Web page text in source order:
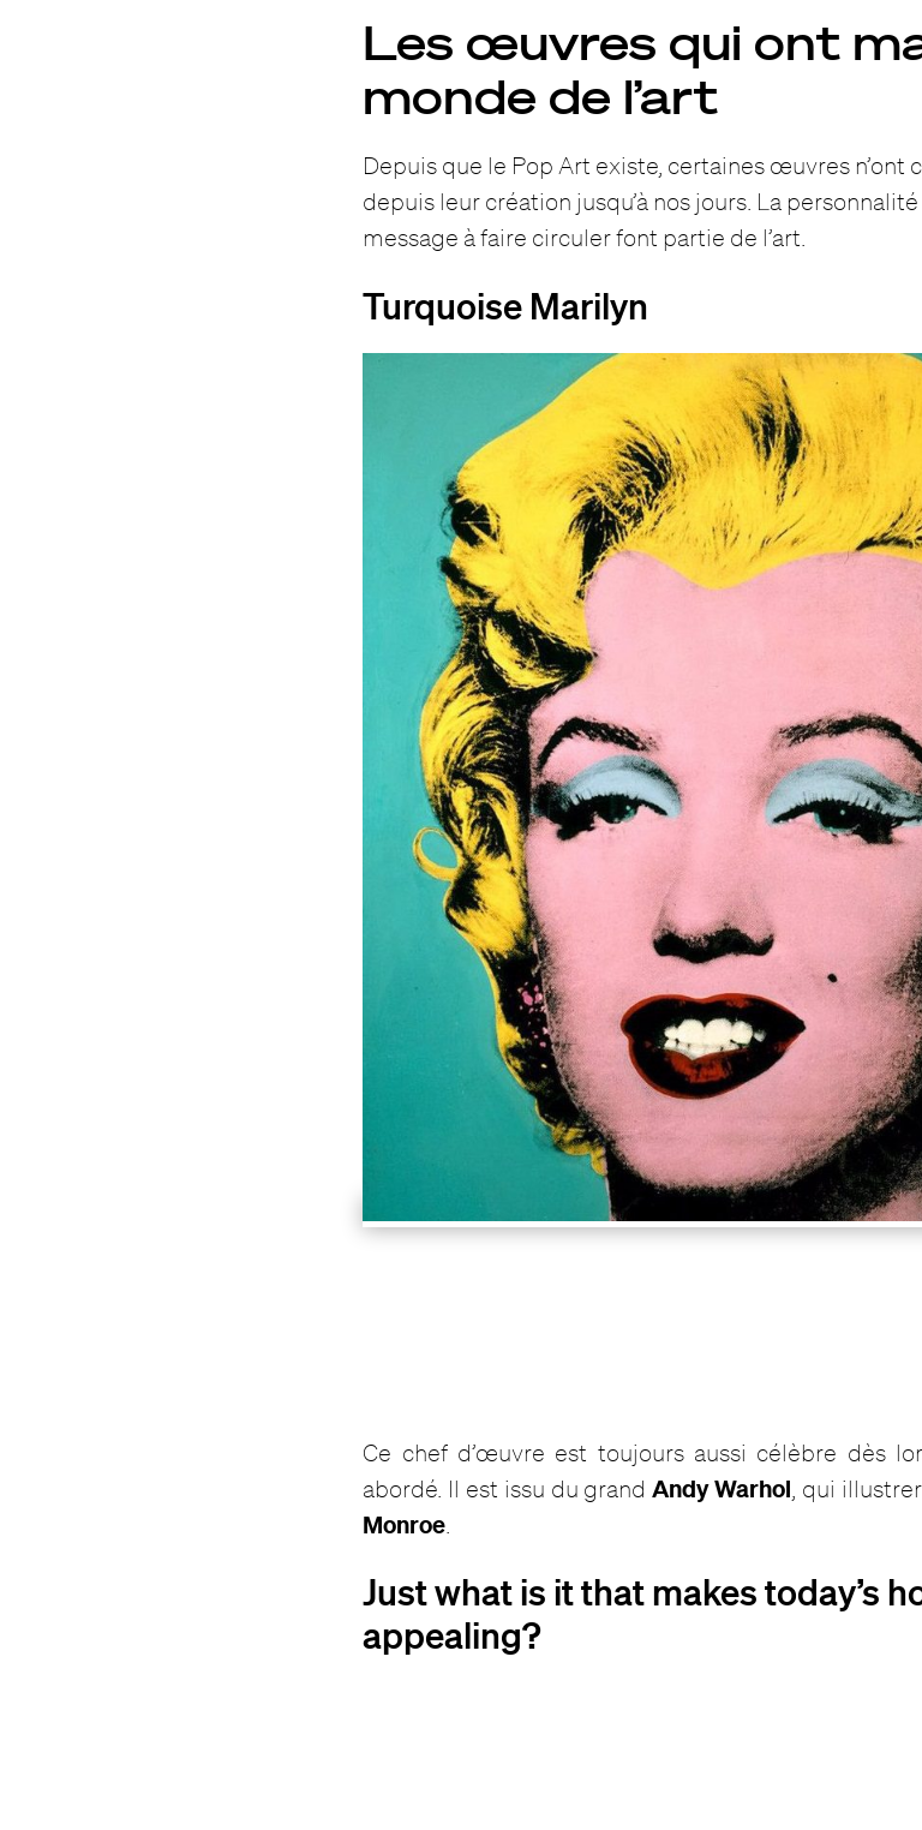
Les œuvres qui ont
monde de l’art
Depuis que le Pop Art existe, certaines œuvres n’ont
depuis leur création jusqu’à nos jours. La
message à faire circuler font partie de l’art.
Turquoise Marilyn
Ce chef d’œuvre est toujours aussi célèbre dès
abordé. Il est issu du grandAndy Warhol , qui
Monroe
Just what is it that makes today’s
appealing?